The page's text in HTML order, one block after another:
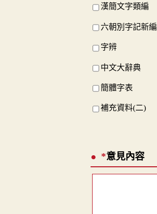
漢簡文字類編
六朝別字記新編
字辨
中文大辭典
簡體字表
補充資料(二)
*意見內容